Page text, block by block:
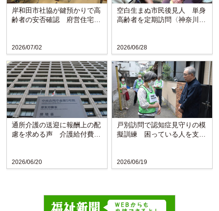
2026/07/02
岸和田市社協が鍵預かりで高
齢者の安否確認 府営住宅で
2026/06/28
空白生まぬ市民後見人 単身
高齢者を定期訪問〈神奈川・
2026/06/20
通所介護の送迎に報酬上の配
慮を求める声 介護給付費分
2026/06/19
戸別訪問で認知症見守りの模
擬訓練 困っている人を支え